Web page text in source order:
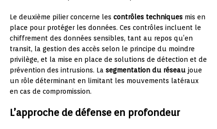
Le deuxième pilier concerne les contrôles techniques mis en
place pour protéger les données. Ces contrôles incluent le
chiffrement des données sensibles, tant au repos qu’en
transit, la gestion des accès selon le principe du moindre
privilège, et la mise en place de solutions de détection et de
prévention des intrusions. La segmentation du réseau joue
un rôle déterminant en limitant les mouvements latéraux
en cas de compromission.
L’approche de défense en profondeur